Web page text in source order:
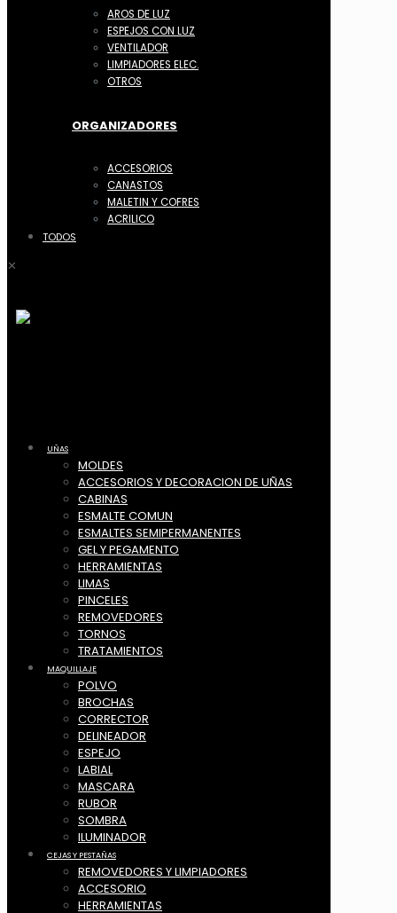
AROS DE LUZ
ESPEJOS CON LUZ
VENTILADOR
LIMPIADORES ELEC.
OTROS
ORGANIZADORES
ACCESORIOS
CANASTOS
MALETIN Y COFRES
ACRILICO
TODOS
✕
UÑAS
MOLDES
ACCESORIOS Y DECORACION DE UÑAS
CABINAS
ESMALTE COMUN
ESMALTES SEMIPERMANENTES
GEL Y PEGAMENTO
HERRAMIENTAS
LIMAS
PINCELES
REMOVEDORES
TORNOS
TRATAMIENTOS
MAQUILLAJE
POLVO
BROCHAS
CORRECTOR
DELINEADOR
ESPEJO
LABIAL
MASCARA
RUBOR
SOMBRA
ILUMINADOR
CEJAS Y PESTAÑAS
REMOVEDORES Y LIMPIADORES
ACCESORIO
HERRAMIENTAS